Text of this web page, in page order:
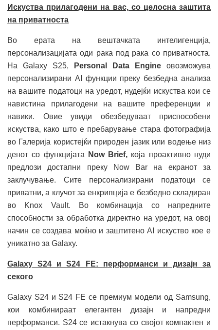
Искуства прилагодени на вас, со целосна заштита
на приватноста
Во ерата на вештачката интелигенција,
персонализацијата оди рака под рака со приватноста.
На Galaxy S25,
Personal Data Engine овозможува
персонализирани AI функции преку безбедна анализа
на вашите податоци на уредот, нудејќи искуства кои се
навистина прилагодени на вашите преференции и
навики. Овие увиди обезбедуваат приспособени
искуства, како што е пребарување стара фотографија
во Галерија користејќи природен јазик или водење низ
денот со функцијата
Now Brief, која проактивно нуди
предлози достапни преку Now Bar на екранот за
заклучување. Сите персонализирани податоци се
приватни, а клучот за енкрипција е безбедно складиран
во Knox Vault. Во комбинација со напредните
способности за обработка директно на уредот, на овој
начин се создава моќно и заштитено AI искуство кое е
уникатно за Galaxy.
Galaxy S24 и S24 FE: перформанси и дизајн за
секого
Galaxy S24 и S24 FE се премиум модели од Samsung,
кои комбинираат елегантен дизајн и напредни
перформанси. S24 се истакнува со својот компактен и